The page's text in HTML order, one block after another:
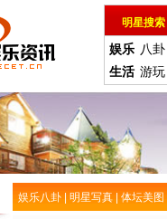
明星搜索
娱乐 八卦
生活 游玩
娱乐八卦 明星写真 体坛美图